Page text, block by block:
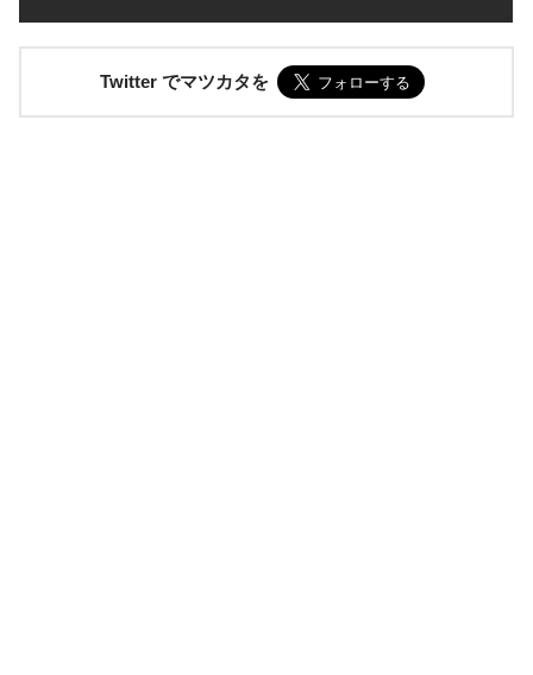
Twitter でマツカタを